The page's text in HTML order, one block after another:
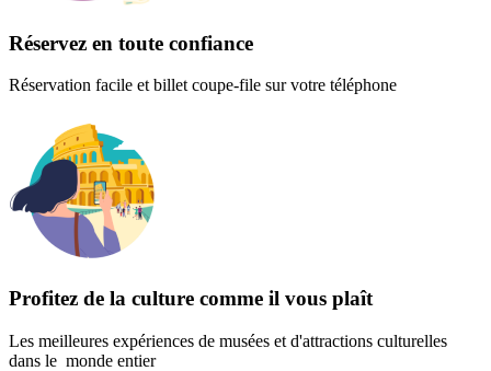
Réservez en toute confiance
Réservation facile et billet coupe-file sur votre téléphone
Profitez de la culture comme il vous plaît
Les meilleures expériences de musées et d'attractions culturelles
dans le monde entier